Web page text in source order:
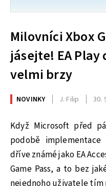
Milovníci Xbox
jásejte! EA
velmi brzy
NOVINKY J. Filip 30.
Když Microsoft před
podobě
dříve známé jako EA
Game Pass, a to bez
nejednoho uživatele tím